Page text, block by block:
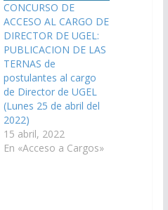
CONCURSO DE
ACCESO AL CARGO DE
DIRECTOR DE UGEL:
PUBLICACION DE LAS
TERNAS de
postulantes al cargo
de Director de UGEL
(Lunes 25 de abril del
2022)
15 abril, 2022
En «Acceso a Cargos»